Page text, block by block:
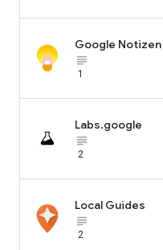
Google Notizen
1
Labs.google
2
Local Guides
2